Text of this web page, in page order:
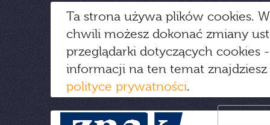
Ta strona używa plików cookies.
chwili możesz dokonać zmiany
przeglądarki dotyczących cookies
informacji na ten temat
polityce prywatności.